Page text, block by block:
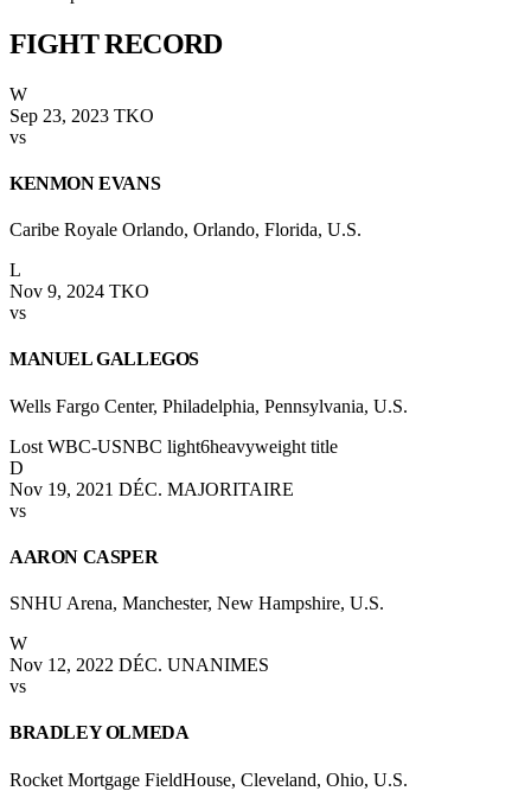
FIGHTRECORD
W
Sep 23, 2023 TKO
vs
KENMON EVANS
Caribe Royale Orlando, Orlando, Florida, U.S.
L
Nov 9, 2024 TKO
vs
MANUEL GALLEGOS
Wells Fargo Center, Philadelphia, Pennsylvania, U.S.
Lost WBC-USNBC light6heavyweight title
D
Nov 19, 2021 DÉC. MAJORITAIRE
vs
AARON CASPER
SNHU Arena, Manchester, New Hampshire, U.S.
W
Nov 12, 2022 DÉC. UNANIMES
vs
BRADLEY OLMEDA
Rocket Mortgage FieldHouse, Cleveland, Ohio, U.S.